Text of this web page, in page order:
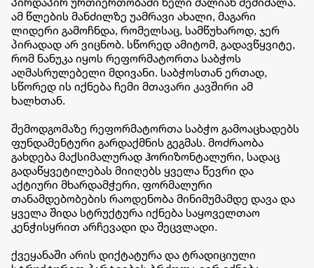
ამ წლების მანძილზე უამრავი ახალი, მაგარი
ლიდერი გამოჩნდა, რომელსაც, სამწუხაროდ, ჯერ
პირადად არ ვიცნობ. სწორედ ამიტომ, გადავწყვიტე,
რომ ნანუკა იყოს რეფორმატორთა საბჭოს
აღმასრულებელი მდივანი. საბჭოსთან ერთად,
სწორედ ის იქნება ჩემი მთავარი კავშირი ამ
ხალხთან.
შემოდგომაზე რეფორმატორთა საბჭო გამოაცხადებს
ფუნდამენტური გარდაქმნის გეგმას. მოძრაობა
გახდება მაქსიმალურად ჰორიზონტალური, სადაც
გადაწყვეტილებას მიიღებს ყველა წევრი და
აქტიური მხარდამჭერი, ფორმალური
თანამდებობების რაოდენობა მინიმუმამდე დავა და
ყველა შიდა სტრუქტურა იქნება საყოველთაო
კენჭისყრით არჩევადი და შეცვლადი.
ქვეყანაში არის დიქტატურა და ტრადიციული